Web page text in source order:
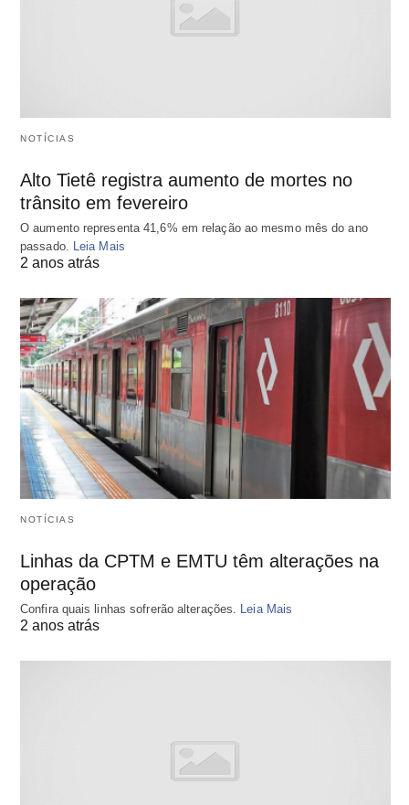
NOTÍCIAS
Alto Tietê registra aumento de mortes no
trânsito em fevereiro
O aumento representa 41,6% em relação ao mesmo mês do ano
passado. Leia Mais
2 anos atrás
NOTÍCIAS
Linhas da CPTM e EMTU têm alterações na
operação
Confira quais linhas sofrerão alterações. Leia Mais
2 anos atrás